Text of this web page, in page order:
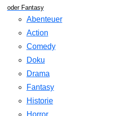
oder Fantasy
Abenteuer
Action
Comedy
Doku
Drama
Fantasy
Historie